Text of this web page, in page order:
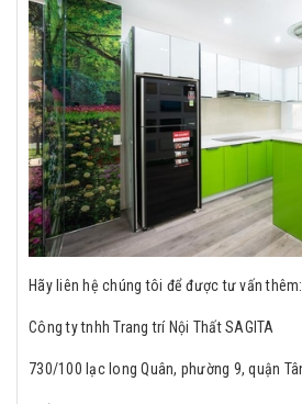
Hãy liên hệ chúng tôi để được tư vấn thêm:
Công ty tnhh Trang trí Nội Thất SAGITA
730/100 lạc long Quân, phường 9, quận Tân